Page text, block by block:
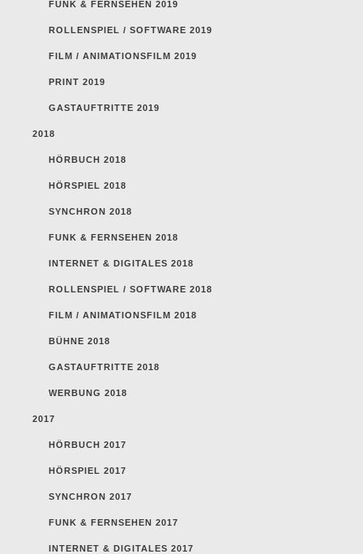
FUNK & FERNSEHEN 2019
ROLLENSPIEL / SOFTWARE 2019
FILM / ANIMATIONSFILM 2019
PRINT 2019
GASTAUFTRITTE 2019
2018
HÖRBUCH 2018
HÖRSPIEL 2018
SYNCHRON 2018
FUNK & FERNSEHEN 2018
INTERNET & DIGITALES 2018
ROLLENSPIEL / SOFTWARE 2018
FILM / ANIMATIONSFILM 2018
BÜHNE 2018
GASTAUFTRITTE 2018
WERBUNG 2018
2017
HÖRBUCH 2017
HÖRSPIEL 2017
SYNCHRON 2017
FUNK & FERNSEHEN 2017
INTERNET & DIGITALES 2017